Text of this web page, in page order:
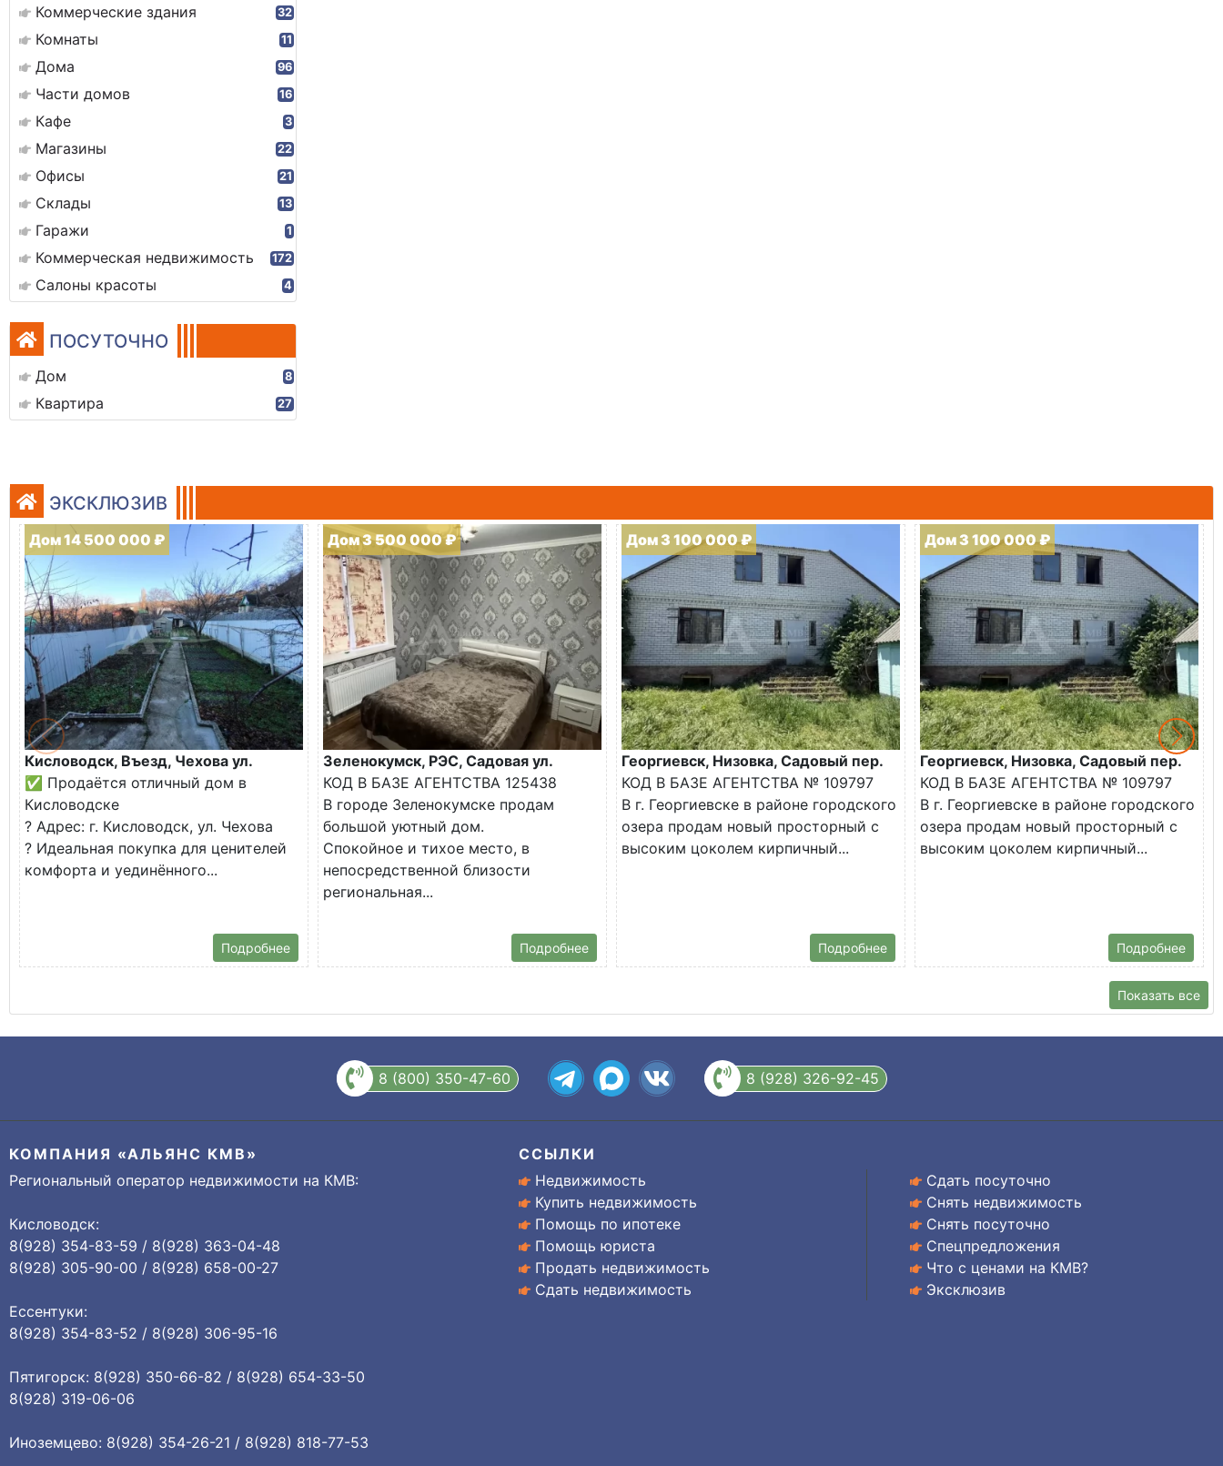
Коммерческие здания 32
Комнаты 11
Дома 96
Части домов 16
Кафе 3
Магазины 22
Офисы 21
Склады 13
Гаражи 1
Коммерческая недвижимость 172
Салоны красоты 4
ПОСУТОЧНО
Дом 8
Квартира 27
ЭКСКЛЮЗИВ
Дом 14 500 000 ₽
Кисловодск, Въезд, Чехова ул.
✅ Продаётся отличный дом в
Кисловодске
? Адрес: г. Кисловодск, ул. Чехова
? Идеальная покупка для ценителей
комфорта и уединённого...
Подробнее
Дом 3 500 000 ₽
Зеленокумск, РЭС, Садовая ул.
КОД В БАЗЕ АГЕНТСТВА 125438
В городе Зеленокумске продам
большой уютный дом.
Спокойное и тихое место, в
непосредственной близости
региональная...
Подробнее
Дом 3 100 000 ₽
Георгиевск, Низовка, Садовый пер.
КОД В БАЗЕ АГЕНТСТВА № 109797
В г. Георгиевске в районе городского
озера продам новый просторный с
высоким цоколем кирпичный...
Подробнее
Дом 3 100 000 ₽
Георгиевск, Низовка, Садовый пер.
КОД В БАЗЕ АГЕНТСТВА № 109797
В г. Георгиевске в районе городского
озера продам новый просторный с
высоким цоколем кирпичный...
Подробнее
Показать все
8 (800) 350-47-60 8 (928) 326-92-45
КОМПАНИЯ «АЛЬЯНС КМВ»
Региональный оператор недвижимости на КМВ:
Кисловодск:
8(928) 354-83-59 / 8(928) 363-04-48
8(928) 305-90-00 / 8(928) 658-00-27
Ессентуки:
8(928) 354-83-52 / 8(928) 306-95-16
Пятигорск: 8(928) 350-66-82 / 8(928) 654-33-50
8(928) 319-06-06
Иноземцево: 8(928) 354-26-21 / 8(928) 818-77-53
ССЫЛКИ
Недвижимость
Купить недвижимость
Помощь по ипотеке
Помощь юриста
Продать недвижимость
Сдать недвижимость
Сдать посуточно
Снять недвижимость
Снять посуточно
Спецпредложения
Что с ценами на КМВ?
Эксклюзив